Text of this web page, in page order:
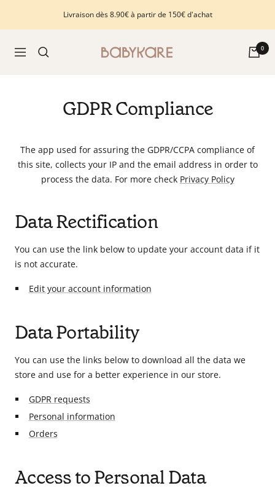
Livraison dès 8.90€ à partir de 150€ d'achat
Navigation
Babykare
Chambre
enfance
et
puériculture.
dont
avez
en
parents
votre
enfant,
grossesse
bain
0
GDPR Compliance
The app used for assuring the GDPR/CCPA compliance of
this site, collects your IP and the email address in order to
process the data. For more check Privacy Policy
Data Rectification
You can use the link below to update your account data if it
is not accurate.
Edit your account information
Data Portability
You can use the links below to download all the data we
store and use for a better experience in our store.
GDPR requests
Personal information
Orders
Access to Personal Data